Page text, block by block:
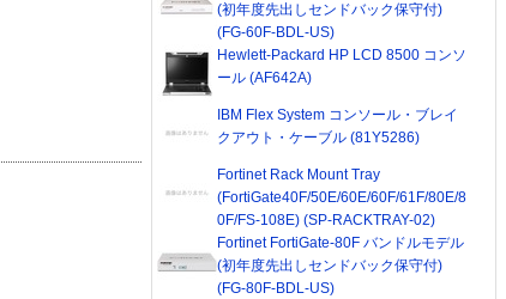
(初年度先出しセンドバック保守付)
(FG-60F-BDL-US)
Hewlett-Packard HP LCD 8500 コンソ
ール (AF642A)
IBM Flex System コンソール・ブレイ
クアウト・ケーブル (81Y5286)
Fortinet Rack Mount Tray
(FortiGate40F/50E/60E/60F/61F/80E/8
0F/FS-108E) (SP-RACKTRAY-02)
Fortinet FortiGate-80F バンドルモデル
(初年度先出しセンドバック保守付)
(FG-80F-BDL-US)